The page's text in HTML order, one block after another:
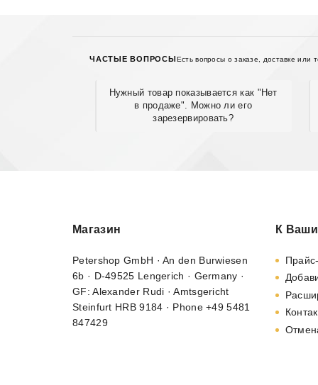
ЧАСТЫЕ ВОПРОСЫЕсть вопросы о заказе, доставке или
Нужный товар показывается как "Нет
в продаже". Можно ли его
зарезервировать?
Магазин
Petershop GmbH · An den Burwiesen
6b · D-49525 Lengerich · Germany ·
GF: Alexander Rudi · Amtsgericht
Steinfurt HRB 9184 · Phone +49 5481
847429
К